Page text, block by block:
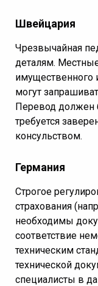
Швейцария
Чрезвычайная
деталям.
имущественного
могут
Перевод должен
требуется
консульством.
Германия
Строгое
страхования
необходимы
соответствие
техническим
технической
специалисты в